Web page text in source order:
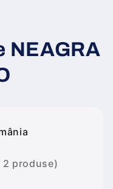
NEAGRA
2 produse)